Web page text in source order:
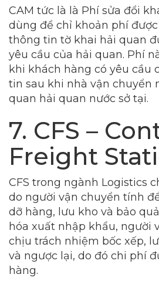
CAM tức là là Phí sửa đổi
dùng để chỉ khoản phí
thông tin tờ khai hải quan
yêu cầu của hải quan. Phí
khi khách hàng có yêu cầu
tin sau khi nhà vận chuyển
quan hải quan nước sở tại.
7. CFS –
Freight
CFS trong ngành Logistics
do người vận chuyển tính
dỡ hàng, lưu kho và bảo
hóa xuất nhập khẩu, người
chịu trách nhiệm bốc xếp,
và ngược lại, do đó chi phí
hàng.